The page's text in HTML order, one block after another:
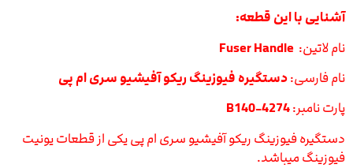
آشنایی با این قطعه:
نام لاتین: Fuser Handle
نام فارسی:دستگیره فیوزینگ ریکو آفیشیو سری ام پی
پارت نامبر:B140-4274
دستگیره فیوزینگ ریکو آفیشیو سری ام پی یکی از قطعات یونیت
فیوزینگ میباشد.